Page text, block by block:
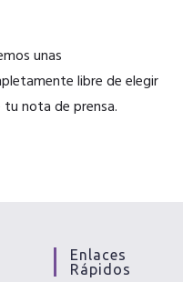
unas
libre de elegir
nota de prensa.
Enlaces
Rápidos